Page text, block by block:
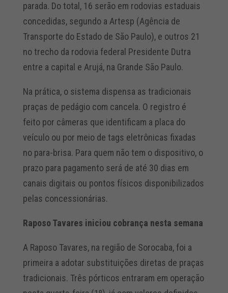
parada. Do total, 16 serão em rodovias estaduais
concedidas, segundo a Artesp (Agência de
Transporte do Estado de São Paulo), e outros 21
no trecho da rodovia federal Presidente Dutra
entre a capital e Arujá, na Grande São Paulo.
Na prática, o sistema dispensa as tradicionais
praças de pedágio com cancela. O registro é
feito por câmeras que identificam a placa do
veículo ou por meio de tags eletrônicas fixadas
no para-brisa. Para quem não tem o dispositivo, o
prazo para pagamento será de até 30 dias em
canais digitais ou pontos físicos disponibilizados
pelas concessionárias.
Raposo Tavares iniciou cobrança nesta semana
A Raposo Tavares, na região de Sorocaba, foi a
primeira a adotar substituições diretas de praças
tradicionais. Três pórticos entraram em operação